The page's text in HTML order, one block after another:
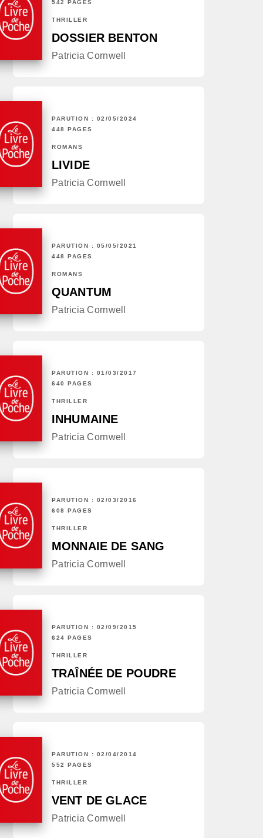
542 PAGES
THRILLER
DOSSIER BENTON
Patricia Cornwell
PARUTION : 02/05/2024
448 PAGES
ROMANS
LIVIDE
Patricia Cornwell
PARUTION : 05/05/2021
448 PAGES
ROMANS
QUANTUM
Patricia Cornwell
PARUTION : 01/03/2017
640 PAGES
THRILLER
INHUMAINE
Patricia Cornwell
PARUTION : 02/03/2016
608 PAGES
THRILLER
MONNAIE DE SANG
Patricia Cornwell
PARUTION : 02/09/2015
624 PAGES
THRILLER
TRAÎNÉE DE POUDRE
Patricia Cornwell
PARUTION : 02/04/2014
552 PAGES
THRILLER
VENT DE GLACE
Patricia Cornwell